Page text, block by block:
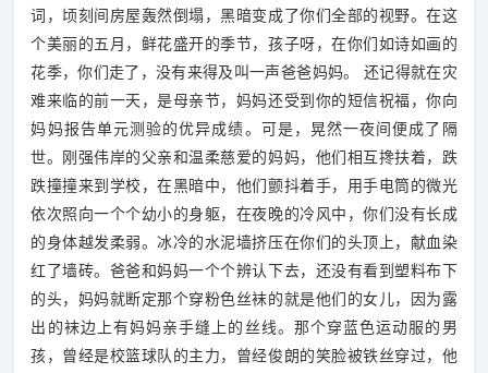
词，顷刻间房屋轰然倒塌，黑暗变成了你们全部的视野。在这
个美丽的五月，鲜花盛开的季节，孩子呀，在你们如诗如画的
花季，你们走了，没有来得及叫一声爸爸妈妈。 还记得就在灾
难来临的前一天，是母亲节，妈妈还受到你的短信祝福，你向
妈妈报告单元测验的优异成绩。可是，晃然一夜间便成了隔
世。刚强伟岸的父亲和温柔慈爱的妈妈，他们相互搀扶着，跌
跌撞撞来到学校，在黑暗中，他们颤抖着手，用手电筒的微光
依次照向一个个幼小的身躯，在夜晚的冷风中，你们没有长成
的身体越发柔弱。冰冷的水泥墙挤压在你们的头顶上，献血染
红了墙砖。爸爸和妈妈一个个辨认下去，还没有看到塑料布下
的头，妈妈就断定那个穿粉色丝袜的就是他们的女儿，因为露
出的袜边上有妈妈亲手缝上的丝线。那个穿蓝色运动服的男
孩，曾经是校篮球队的主力，曾经俊朗的笑脸被铁丝穿过，他